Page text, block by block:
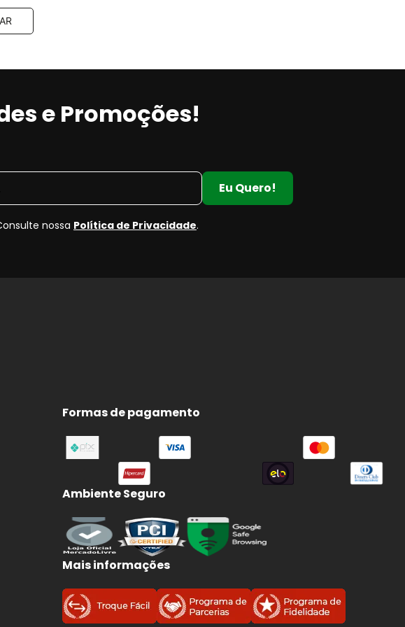
e Promoções!
Eu Quero!
nossa Política de Privacidade.
Formas de pagamento
Ambiente Seguro
Mais informações